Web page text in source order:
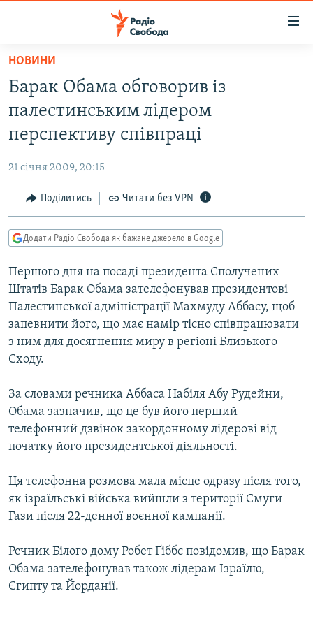
Перейти
основного
матеріалу
до
основної
Перейти
до
пошуку
РАДІО СВОБОДА – 70 РОКІВ
ВСЕ ЗА ДОБУ
СУСПІЛЬСТВО
УКРАЇНА
РОСІЙСЬКА «ФІЛЬТРАЦІЯ»
ДОНБАС.РЕАЛІЇ
ТИ ЯК?
СХЕМИ
КИТАЙ.ВИКЛИКИ
МУЛЬТИМЕДІА
ФОТО
ПОДКАСТИ
КРИМ РЕАЛІЇ
УКР
КТАТ
ДОЛУЧАЙСЯ!
НОВИНИ
Барак Обама обговорив із
палестинським лідером
перспективу співпраці
21 січня 2009, 20:15
Поділитись Читати без VPN
Додати Радіо Свобода як бажане джерело в Google
Першого дня на посаді президента Сполучених
Штатів Барак Обама зателефонував президентові
Палестинської адміністрації Махмуду Аббасу, щоб
запевнити його, що має намір тісно співпрацювати
з ним для досягнення миру в регіоні Близького
Сходу.
За словами речника Аббаса Набіля Абу Рудейни,
Обама зазначив, що це був його перший
телефонний дзвінок закордонному лідерові від
початку його президентської діяльності.
Ця телефонна розмова мала місце одразу після того,
як ізраїльські війська вийшли з території Смуги
Гази після 22-денної воєнної кампанії.
Речник Білого дому Робет Ґіббс повідомив, що Барак
Обама зателефонував також лідерам Ізраїлю,
Єгипту та Йорданії.